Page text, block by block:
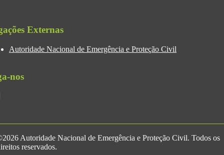
Externas
Autoridade Nacional de Emergência e Proteção Civil
nos
Autoridade Nacional de Emergência e Proteção Civil. Todos os
reservados.